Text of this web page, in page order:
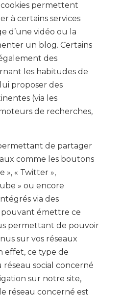
cookies permettent
à certains services
d’une vidéo ou la
un blog. Certains
des
les habitudes de
proposer des
(via les
de recherches,
de partager
comme les boutons
», « Twitter »,
» ou encore
via des
pouvant émettre ce
permettant de pouvoir
sur vos réseaux
effet, ce type de
social concerné
sur notre site,
réseau concerné est